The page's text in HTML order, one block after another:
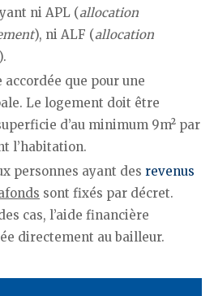
ni APL (allocation
), ni ALF (allocation
accordée que pour une
Le logement doit être
d’au minimum 9m² par
l’habitation.
personnes ayant des revenus
sont fixés par décret.
cas, l’aide financière
directement au bailleur.